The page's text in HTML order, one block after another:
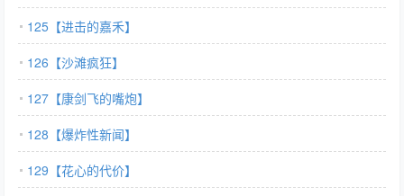
125【进击的嘉禾】
126【沙滩疯狂】
127【康剑飞的嘴炮】
128【爆炸性新闻】
129【花心的代价】